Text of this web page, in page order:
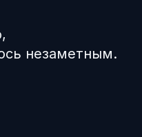
незаметным.